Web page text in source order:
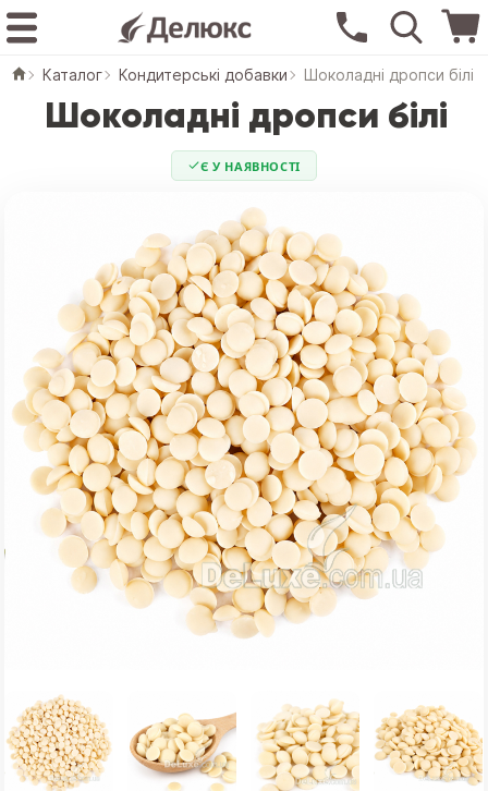
Каталог Кондитерські добавки Шоколадні дропси білі
Шоколадні дропси білі
Є У НАЯВНОСТІ